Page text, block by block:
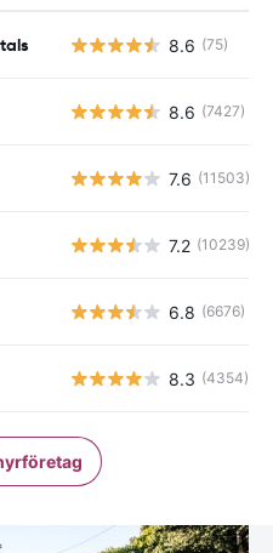
8.6 (75)
8.6 (7427)
7.6 (11503)
7.2 (10239)
6.8 (6676)
8.3 (4354)